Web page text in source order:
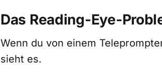
Das Reading-Eye-
Wenn du von einem
sieht es.